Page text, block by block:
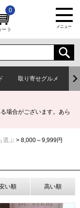
ート
0
メニュー
取り寄せグルメ
場合がございます。あら
選ぶ 8,000～9,999円
い順 高い順